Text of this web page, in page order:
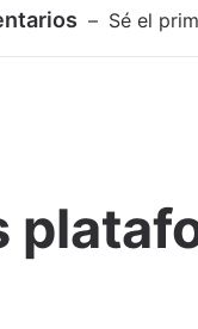
Sé el